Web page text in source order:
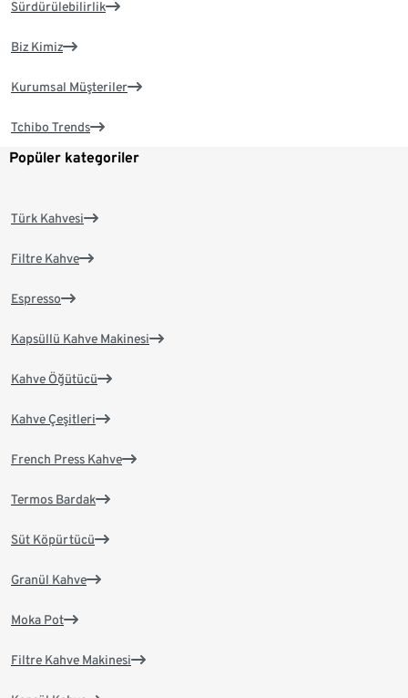
Sürdürülebilirlik
Biz Kimiz
Kurumsal Müşteriler
Tchibo Trends
Popüler kategoriler
Türk Kahvesi
Filtre Kahve
Espresso
Kapsüllü Kahve Makinesi
Kahve Öğütücü
Kahve Çeşitleri
French Press Kahve
Termos Bardak
Süt Köpürtücü
Granül Kahve
Moka Pot
Filtre Kahve Makinesi